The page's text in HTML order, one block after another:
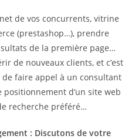
de vos concurrents, vitrine
(prestashop…), prendre
de la première page…
de nouveaux clients, et c’est
de faire appel à un consultant
positionnement d’un site web
recherche préféré…
: Discutons de votre